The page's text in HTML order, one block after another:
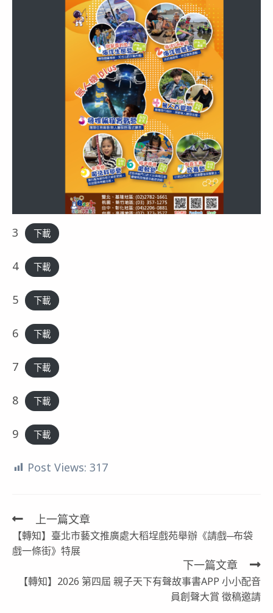
3 下載
4 下載
5 下載
6 下載
7 下載
8 下載
9 下載
Post Views: 317
Read
more
上一篇文章
【轉知】臺北市藝文推廣處大稻埕戲苑舉辦《請戲─布袋
戲一條街》特展
下一篇文章
【轉知】2026 第四屆 親子天下有聲故事書APP 小小配音
員創聲大賞 徵稿邀請